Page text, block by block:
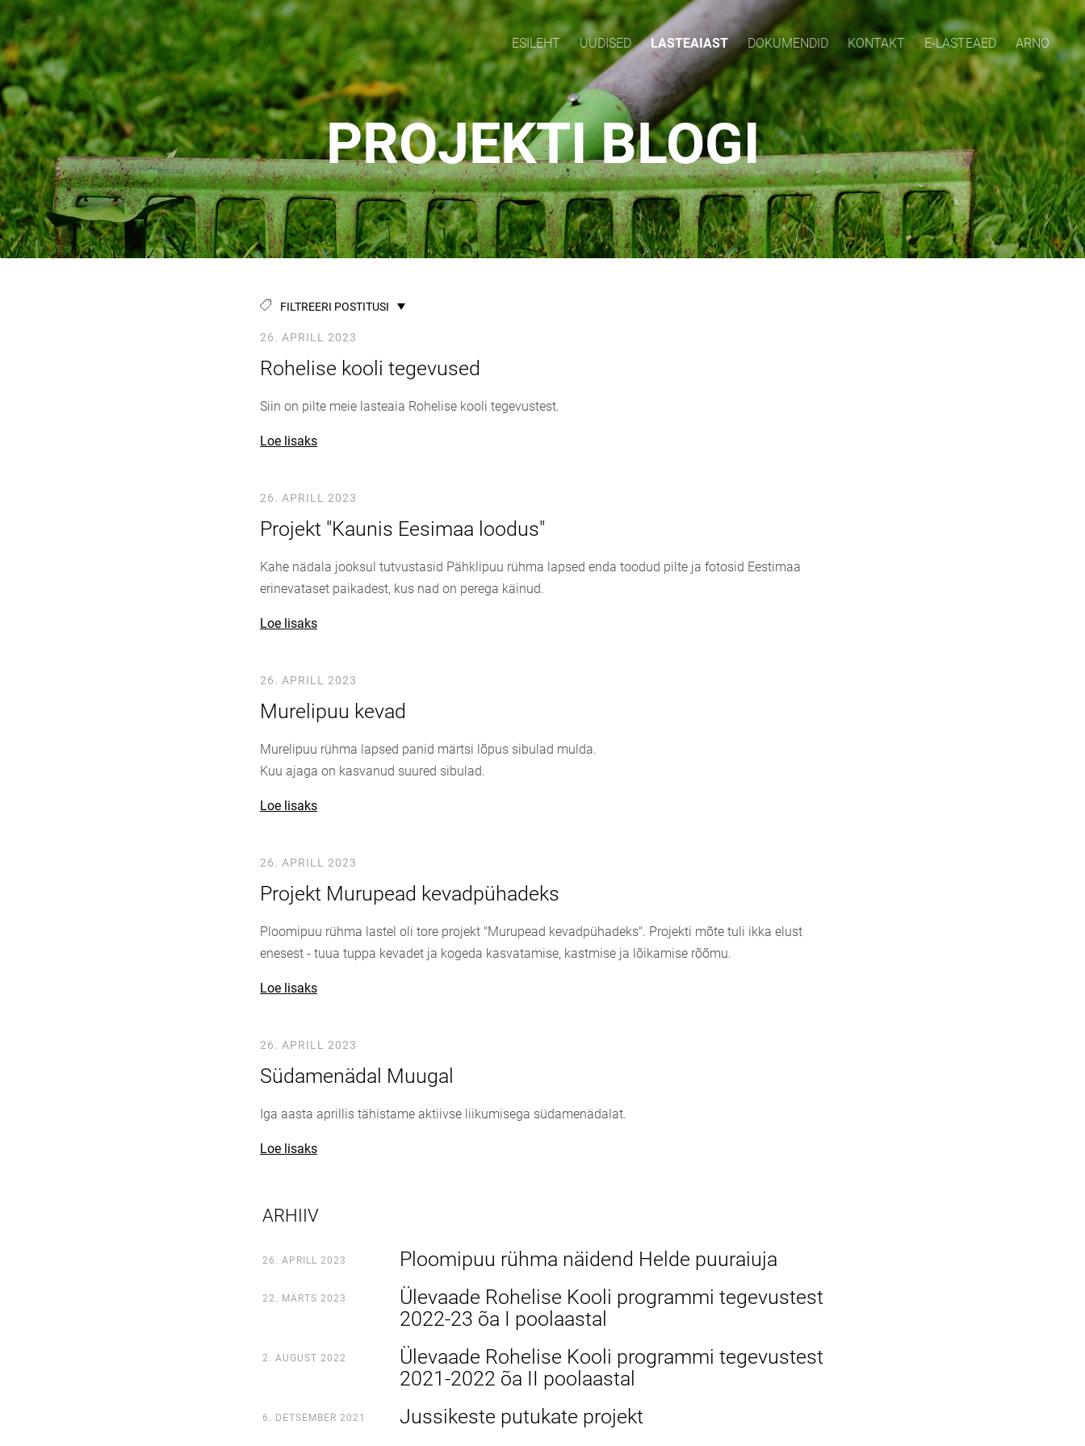
ESILEHT UUDISED LASTEAIAST DOKUMENDID KONTAKT E-LASTEAED ARNO
PROJEKTI BLOGI
FILTREERI POSTITUSI
26. APRILL 2023
Rohelise kooli tegevused
Siin on pilte meie lasteaia Rohelise kooli tegevustest.
Loe lisaks
26. APRILL 2023
Projekt "Kaunis Eesimaa loodus"
Kahe nädala jooksul tutvustasid Pähklipuu rühma lapsed enda toodud pilte ja fotosid Eestimaa
erinevataset paikadest, kus nad on perega käinud.
Loe lisaks
26. APRILL 2023
Murelipuu kevad
Murelipuu rühma lapsed panid märtsi lõpus sibulad mulda.
Kuu ajaga on kasvanud suured sibulad.
Loe lisaks
26. APRILL 2023
Projekt Murupead kevadpühadeks
Ploomipuu rühma lastel oli tore projekt "Murupead kevadpühadeks". Projekti mõte tuli ikka elust
enesest - tuua tuppa kevadet ja kogeda kasvatamise, kastmise ja lõikamise rõõmu.
Loe lisaks
26. APRILL 2023
Südamenädal Muugal
Iga aasta aprillis tähistame aktiivse liikumisega südamenädalat.
Loe lisaks
ARHIIV
26. APRILL 2023 Ploomipuu rühma näidend Helde puuraiuja
22. MÄRTS 2023
Ülevaade Rohelise Kooli programmi tegevustest
2022-23 õa I poolaastal
2. AUGUST 2022
Ülevaade Rohelise Kooli programmi tegevustest
2021-2022 õa II poolaastal
6. DETSEMBER 2021 Jussikeste putukate projekt